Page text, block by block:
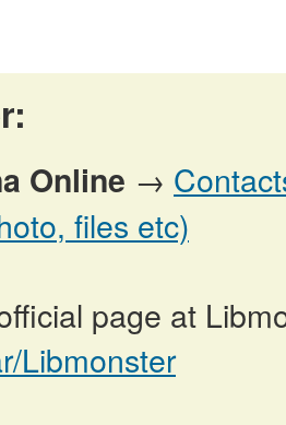
Online →
files etc)
page at
Libmonster